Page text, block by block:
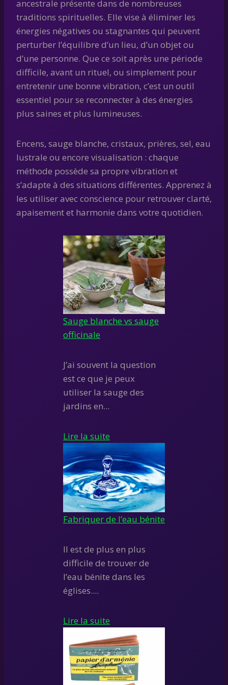
ancestrale présente dans de nombreuses
traditions spirituelles. Elle vise à éliminer les
énergies négatives ou stagnantes qui peuvent
perturber l’équilibre d’un lieu, d’un objet ou
d’une personne. Que ce soit après une période
difficile, avant un rituel, ou simplement pour
entretenir une bonne vibration, c’est un outil
essentiel pour se reconnecter à des énergies
plus saines et plus lumineuses.
Encens, sauge blanche, cristaux, prières, sel, eau
lustrale ou encore visualisation : chaque
méthode possède sa propre vibration et
s’adapte à des situations différentes. Apprenez à
les utiliser avec conscience pour retrouver clarté,
apaisement et harmonie dans votre quotidien.
Sauge blanche vs sauge
officinale
J’ai souvent la question
est ce que je peux
utiliser la sauge des
jardins en...
Lire la suite
Fabriquer de l’eau bénite
Il est de plus en plus
difficile de trouver de
l’eau bénite dans les
églises....
Lire la suite